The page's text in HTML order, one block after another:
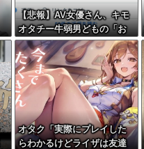
【悲報】AV女優さん、キモ
オタチー牛弱男どもの「お
はよう」にブチギレｗｗｗ
オタク「実際にプレイした
らわかるけどライザは友達